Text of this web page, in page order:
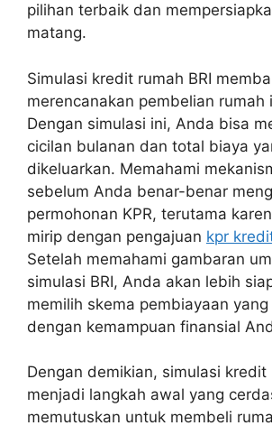
pilihan terbaik dan
matang.
Simulasi kredit rumah BRI
merencanakan pembelian rumah
Dengan simulasi ini, Anda bisa
cicilan bulanan dan total biaya
dikeluarkan. Memahami
sebelum Anda benar-benar
permohonan KPR, terutama
mirip dengan pengajuan kpr
Setelah memahami gambaran
simulasi BRI, Anda akan lebih
memilih skema pembiayaan yang
dengan kemampuan finansial
Dengan demikian, simulasi kredit
menjadi langkah awal yang
memutuskan untuk membeli